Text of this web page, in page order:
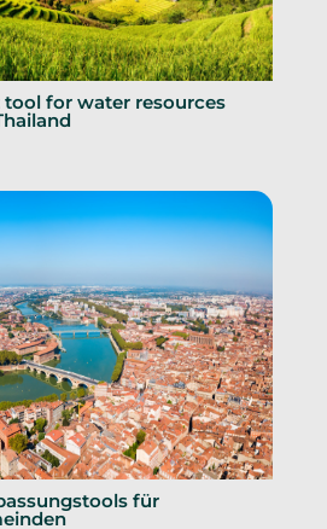
for water resources
für